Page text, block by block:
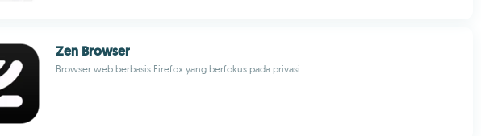
Zen Browser
Browser web berbasis Firefox yang berfokus pada privasi